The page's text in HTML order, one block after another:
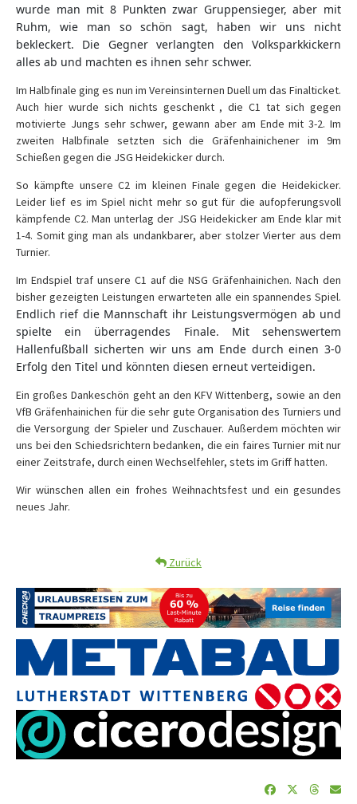
wurde man mit 8 Punkten zwar Gruppensieger, aber mit
Ruhm, wie man so schön sagt, haben wir uns nicht
bekleckert. Die Gegner verlangten den Volksparkkickern
alles ab und machten es ihnen sehr schwer.
Im Halbfinale ging es nun im Vereinsinternen Duell um das Finalticket.
Auch hier wurde sich nichts geschenkt , die C1 tat sich gegen
motivierte Jungs sehr schwer, gewann aber am Ende mit 3-2. Im
zweiten Halbfinale setzten sich die Gräfenhainichener im 9m
Schießen gegen die JSG Heidekicker durch.
So kämpfte unsere C2 im kleinen Finale gegen die Heidekicker.
Leider lief es im Spiel nicht mehr so gut für die aufopferungsvoll
kämpfende C2. Man unterlag der JSG Heidekicker am Ende klar mit
1-4. Somit ging man als undankbarer, aber stolzer Vierter aus dem
Turnier.
Im Endspiel traf unsere C1 auf die NSG Gräfenhainichen. Nach den
bisher gezeigten Leistungen erwarteten alle ein spannendes Spiel.
Endlich rief die Mannschaft ihr Leistungsvermögen ab und
spielte ein überragendes Finale. Mit sehenswertem
Hallenfußball sicherten wir uns am Ende durch einen 3-0
Erfolg den Titel und könnten diesen erneut verteidigen.
Ein großes Dankeschön geht an den KFV Wittenberg, sowie an den
VfB Gräfenhainichen für die sehr gute Organisation des Turniers und
die Versorgung der Spieler und Zuschauer. Außerdem möchten wir
uns bei den Schiedsrichtern bedanken, die ein faires Turnier mit nur
einer Zeitstrafe, durch einen Wechselfehler, stets im Griff hatten.
Wir wünschen allen ein frohes Weihnachtsfest und ein gesundes
neues Jahr.
Zurück